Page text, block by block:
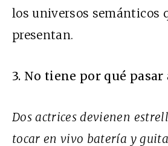
los universos semánticos
presentan.
3. No tiene por qué pasar
Dos actrices devienen
tocar en vivo batería y